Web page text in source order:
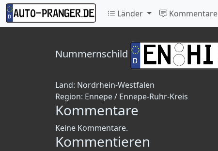
Länder Kommentare
Nummernschild
Land: Nordrhein-Westfalen
Region: Ennepe / Ennepe-Ruhr-Kreis
Kommentare
Keine Kommentare.
Kommentieren